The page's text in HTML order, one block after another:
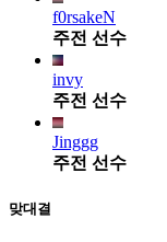
f0rsakeN
주전 선수
invy
주전 선수
Jinggg
주전 선수
맞대결